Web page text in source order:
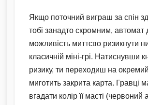
Якщо поточний виграш за спін
тобі занадто скромним, автомат
можливість миттєво ризикнути
класичній міні-грі. Натиснувши
ризику, ти переходиш на
миготить закрита карта. Гравці
вгадати колір її масті (червоний